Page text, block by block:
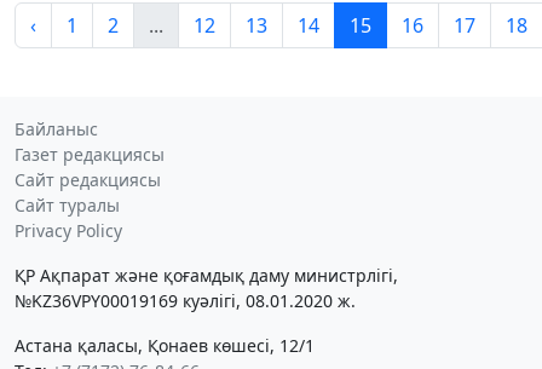
‹ 1 2 ... 12 13 14 15 16 17 18
Байланыс
Газет редакциясы
Сайт редакциясы
Сайт туралы
Privacy Policy
ҚР Ақпарат және қоғамдық даму министрлігі,
№KZ36VPY00019169 куәлігі, 08.01.2020 ж.
Астана қаласы, Қонаев көшесі, 12/1